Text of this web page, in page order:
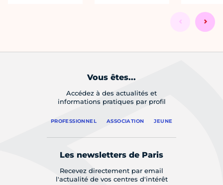
Vous êtes...
Accédez à des actualités et
informations pratiques par profil
PROFESSIONNEL ASSOCIATION JEUNE
Les newsletters de Paris
Recevez directement par email
l'actualité de vos centres d'intérêt